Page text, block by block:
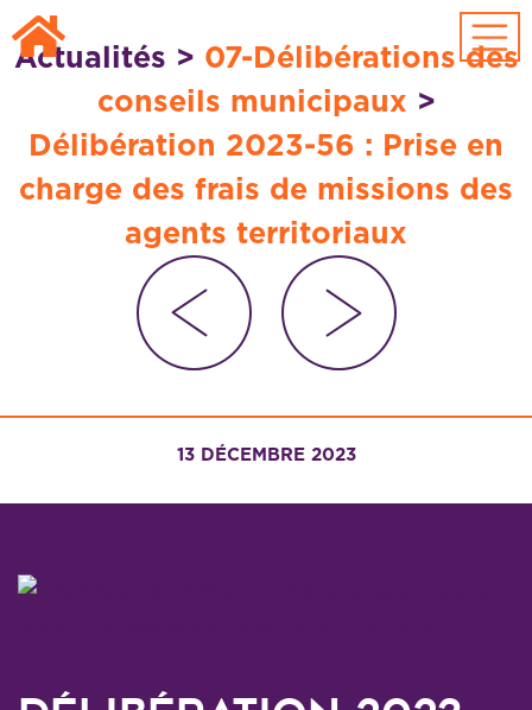
Passer au contenu principal
Actualités > 07-Délibérations des
conseils municipaux >
Délibération 2023-56 : Prise en
charge des frais de missions des
agents territoriaux
13 DÉCEMBRE 2023